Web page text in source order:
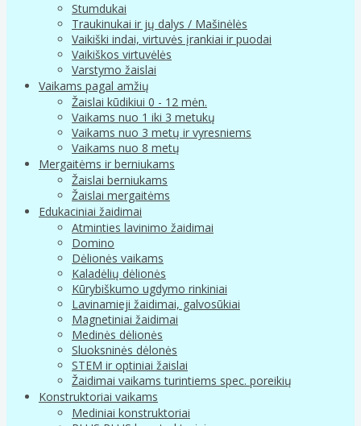
Stumdukai
Traukinukai ir jų dalys / Mašinėlės
Vaikiški indai, virtuvės įrankiai ir puodai
Vaikiškos virtuvėlės
Varstymo žaislai
Vaikams pagal amžių
Žaislai kūdikiui 0 - 12 mėn.
Vaikams nuo 1 iki 3 metukų
Vaikams nuo 3 metų ir vyresniems
Vaikams nuo 8 metų
Mergaitėms ir berniukams
Žaislai berniukams
Žaislai mergaitėms
Edukaciniai žaidimai
Atminties lavinimo žaidimai
Domino
Dėlionės vaikams
Kaladėlių dėlionės
Kūrybiškumo ugdymo rinkiniai
Lavinamieji žaidimai, galvosūkiai
Magnetiniai žaidimai
Medinės dėlionės
Sluoksninės dėlonės
STEM ir optiniai žaislai
Žaidimai vaikams turintiems spec. poreikių
Konstruktoriai vaikams
Mediniai konstruktoriai